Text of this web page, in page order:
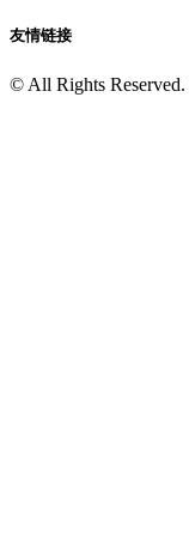
友情链接
©All Rights Reserved.